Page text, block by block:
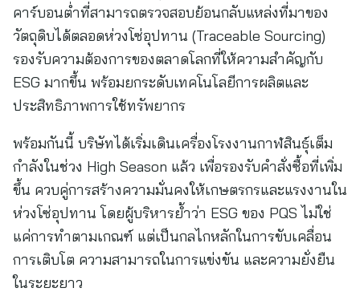
คาร์บอนต่ำที่สามารถตรวจสอบย้อนกลับแหล่งที่มาของ
วัตถุดิบได้ตลอดห่วงโซ่อุปทาน (Traceable Sourcing)
รองรับความต้องการของตลาดโลกที่ให้ความสำคัญกับ
ESG มากขึ้น พร้อมยกระดับเทคโนโลยีการผลิตและ
ประสิทธิภาพการใช้ทรัพยากร
พร้อมกันนี้ บริษัทได้เริ่มเดินเครื่องโรงงานกาฬสินธุ์เต็ม
กำลังในช่วง High Season แล้ว เพื่อรองรับคำสั่งซื้อที่เพิ่ม
ขึ้น ควบคู่การสร้างความมั่นคงให้เกษตรกรและแรงงานใน
ห่วงโซ่อุปทาน โดยผู้บริหารย้ำว่า ESG ของ PQS ไม่ใช่
แค่การทำตามเกณฑ์ แต่เป็นกลไกหลักในการขับเคลื่อน
การเติบโต ความสามารถในการแข่งขัน และความยั่งยืน
ในระยะยาว